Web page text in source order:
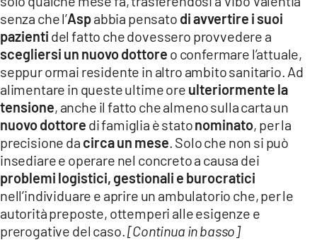
CATANZAROCHANNEL.IT
LACAPITALENEWS.IT
App
ANDROID
APPLE
senza che l’Aspabbia pensato di avvertire i suoi
pazienti del fatto che dovessero provvedere a
scegliersi un nuovo dottore o confermare l’attuale,
seppur ormai residente in altro ambito sanitario. Ad
alimentare in queste ultime ore ulteriormente la
tensione, anche il fatto che almeno sulla carta un
nuovo dottore di famiglia è statonominato, per la
precisione da circa un mese. Solo che non si può
insediare e operare nel concreto a causa dei
problemi logistici, gestionali e burocratici
nell’individuare e aprire un ambulatorio che, per le
autorità preposte, ottemperi alle esigenze e
prerogative del caso.[Continua in basso]